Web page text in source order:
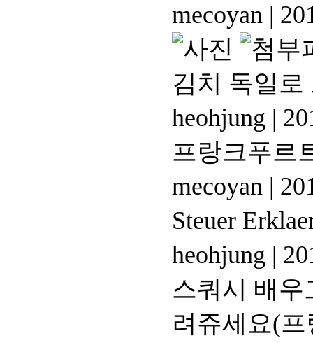
mecoyan |
김치 독일로
heohjung |
프랑크푸르
mecoyan |
Steuer
heohjung |
스쿼시 배우
려쥬세요(